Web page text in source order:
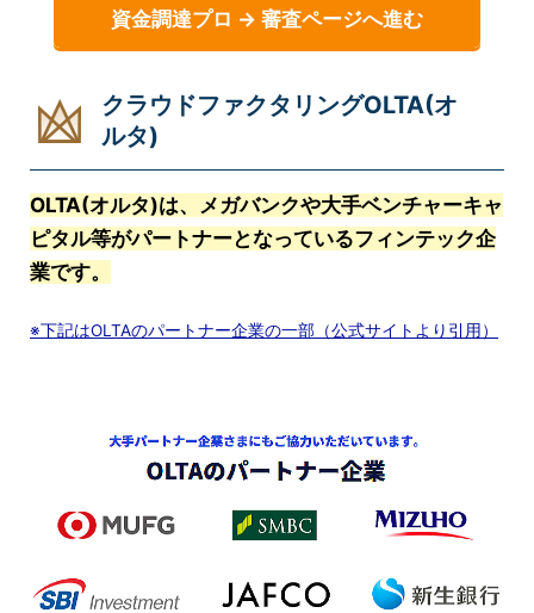
資金調達プロ → 審査ページへ進む
クラウドファクタリングOLTA(オ
ルタ)
OLTA(オルタ)は、メガバンクや大手ベンチャーキャ
ピタル等がパートナーとなっているフィンテック企
業です。
※下記はOLTAのパートナー企業の一部（公式サイトより引用）